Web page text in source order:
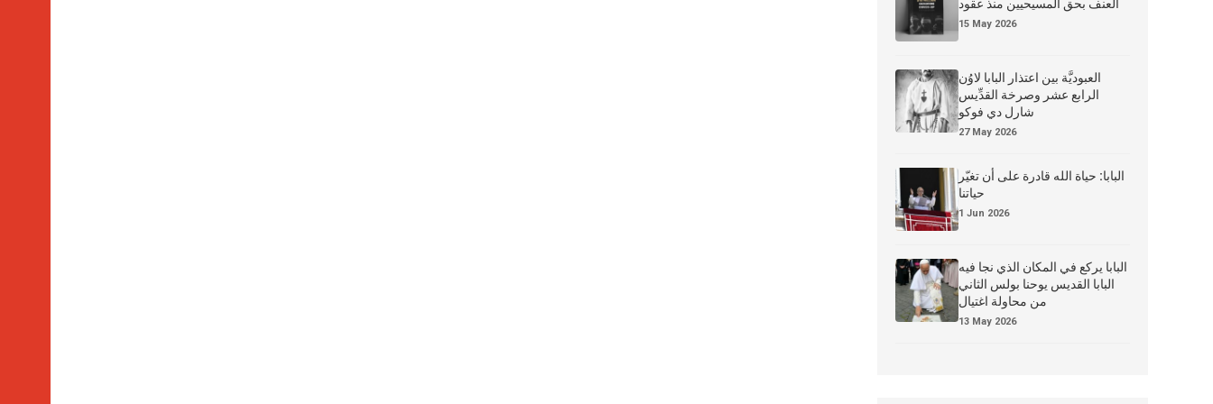
العنف بحق المسيحيين منذ عقود
15 May 2026
العبوديَّة بين اعتذار البابا لاوُن
الرابع عشر وصرخة القدِّيس
شارل دي فوكو
27 May 2026
البابا: حياة الله قادرة على أن تغيّر
حياتنا
1 Jun 2026
البابا يركع في المكان الذي نجا فيه
البابا القديس يوحنا بولس الثاني
من محاولة اغتيال
13 May 2026